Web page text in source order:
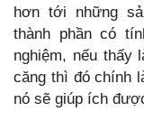
hơn tới những
thành phần có
nghiệm, nếu thấy
căng thì đó chính
nó sẽ giúp ích